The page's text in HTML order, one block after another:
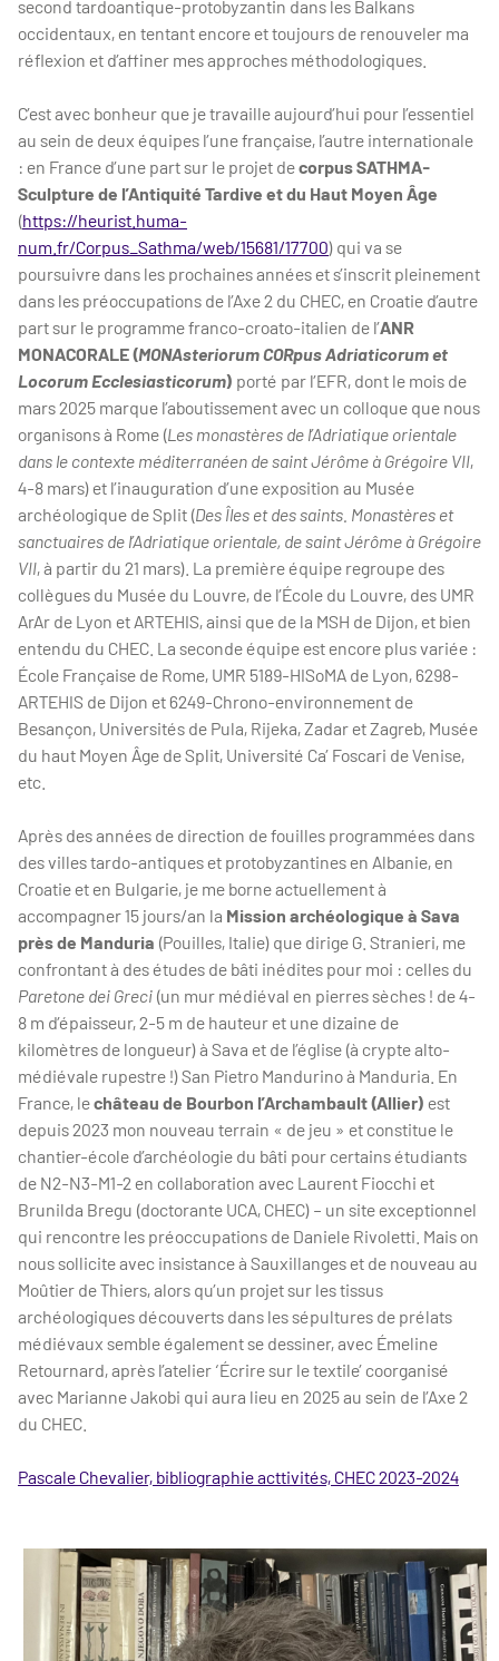
second tardoantique-protobyzantin dans les Balkans
occidentaux, en tentant encore et toujours de renouveler ma
réflexion et d’affiner mes approches méthodologiques.
C’est avec bonheur que je travaille aujourd’hui pour l’essentiel
au sein de deux équipes l’une française, l’autre internationale
: en France d’une part sur le projet decorpus SATHMA-
Sculpture de l’Antiquité Tardive et du Haut Moyen Âge
(https://heurist.huma-
num.fr/Corpus_Sathma/web/15681/17700) qui va se
poursuivre dans les prochaines années et s’inscrit pleinement
dans les préoccupations de l’Axe 2 du CHEC, en Croatie d’autre
part sur le programme franco-croato-italien de l’ANR
MONACORALE (MONAsteriorum CORpus Adriaticorum et
Locorum Ecclesiasticorum) porté par l’EFR, dont le mois de
mars 2025 marque l’aboutissement avec un colloque que nous
organisons à Rome (Les monastères de l’Adriatique orientale
dans le contexte méditerranéen de saint Jérôme à Grégoire VII,
4-8 mars) et l’inauguration d’une exposition au Musée
archéologique de Split (Des Îles et des saints. Monastères et
sanctuaires de l’Adriatique orientale, de saint Jérôme à Grégoire
VII, à partir du 21 mars). La première équipe regroupe des
collègues du Musée du Louvre, de l’École du Louvre, des UMR
ArAr de Lyon et ARTEHIS, ainsi que de la MSH de Dijon, et bien
entendu du CHEC. La seconde équipe est encore plus variée :
École Française de Rome, UMR 5189-HISoMA de Lyon, 6298-
ARTEHIS de Dijon et 6249-Chrono-environnement de
Besançon, Universités de Pula, Rijeka, Zadar et Zagreb, Musée
du haut Moyen Âge de Split, Université Ca’ Foscari de Venise,
etc.
Après des années de direction de fouilles programmées dans
des villes tardo-antiques et protobyzantines en Albanie, en
Croatie et en Bulgarie, je me borne actuellement à
accompagner 15 jours/an la Mission archéologique à Sava
près de Manduria (Pouilles, Italie) que dirige G. Stranieri, me
confrontant à des études de bâti inédites pour moi : celles du
Paretone dei Greci (un mur médiéval en pierres sèches ! de 4-
8 m d’épaisseur, 2-5 m de hauteur et une dizaine de
kilomètres de longueur) à Sava et de l’église (à crypte alto-
médiévale rupestre !) San Pietro Mandurino à Manduria. En
France, lechâteau de Bourbon l’Archambault (Allier) est
depuis 2023 mon nouveau terrain « de jeu » et constitue le
chantier-école d’archéologie du bâti pour certains étudiants
de N2-N3-M1-2 en collaboration avec Laurent Fiocchi et
Brunilda Bregu (doctorante UCA, CHEC) – un site exceptionnel
qui rencontre les préoccupations de Daniele Rivoletti. Mais on
nous sollicite avec insistance à Sauxillanges et de nouveau au
Moûtier de Thiers, alors qu’un projet sur les tissus
archéologiques découverts dans les sépultures de prélats
médiévaux semble également se dessiner, avec Émeline
Retournard, après l’atelier ‘Écrire sur le textile’ coorganisé
avec Marianne Jakobi qui aura lieu en 2025 au sein de l’Axe 2
du CHEC.
Pascale Chevalier, bibliographie acttivités, CHEC 2023-2024